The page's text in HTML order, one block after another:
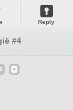
Reply
#4